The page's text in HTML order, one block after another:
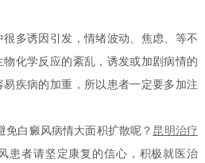
多诱因引发，情绪波动、焦虑、等不
化学反应的紊乱，诱发或加剧病情的
疾病的加重，所以患者一定要多加注
白癜风病情大面积扩散呢？ 昆明治疗
患者请坚定康复的信心，积极就医治